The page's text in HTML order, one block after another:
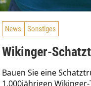
News Sonstiges
Wikinger-
Bauen Sie eine
1.000jährigen